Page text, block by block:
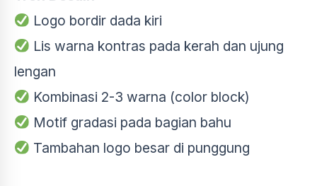
Logo bordir dada kiri
Lis warna kontras pada kerah dan ujung
lengan
Kombinasi 2-3 warna (color block)
Motif gradasi pada bagian bahu
Tambahan logo besar di punggung